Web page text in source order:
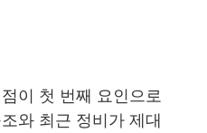
이 첫 번째 요인으로
와 최근 정비가 제대